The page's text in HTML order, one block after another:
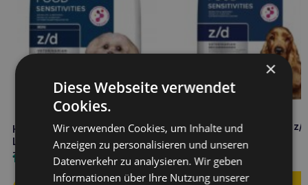
HILL’S
Lebensmittelüberempfindlichkeiten
z/d 1kg MINI
14,20
HILL’S Food Sensitivities z/d
Hund 10kg
93,20
×
Diese Webseite verwendet
Cookies.
Wir verwenden Cookies, um Inhalte und
Anzeigen zu personalisieren und unseren
Datenverkehr zu analysieren. Wir geben
Informationen über Ihre Nutzung unserer